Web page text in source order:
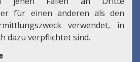
für einen anderen als den
verwendet, in
dazu verpflichtet sind.